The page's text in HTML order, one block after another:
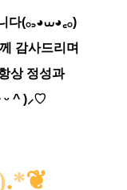
다(𓂂꜆◕⩊◕꜀𓂂)
감사드리며
상 정성과
ᵕ ^ )⸝♡
.*❦